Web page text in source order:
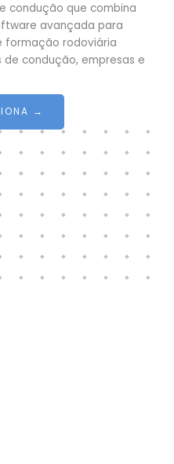
condução que combina
avançada para
formação rodoviária
condução, empresas e
→